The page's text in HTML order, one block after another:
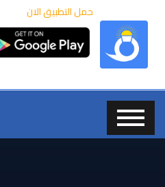
حمل التطبيق الان